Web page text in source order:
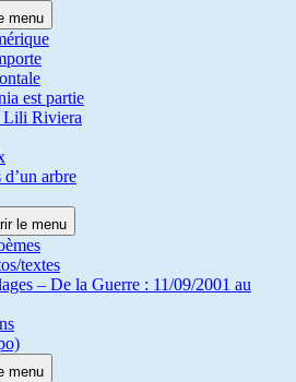
menu
est partie
Lili Riviera
arbre
le menu
textes
– De la Guerre : 11/09/2001 au
menu